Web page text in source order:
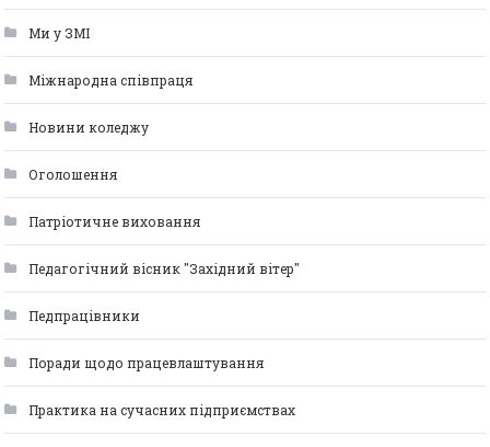
Ми у ЗМІ
Міжнародна співпраця
Новини коледжу
Оголошення
Патріотичне виховання
Педагогічний вісник "Західний вітер"
Педпрацівники
Поради щодо працевлаштування
Практика на сучасних підприємствах